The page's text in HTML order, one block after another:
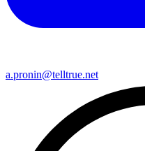
a.pronin@telltrue.net